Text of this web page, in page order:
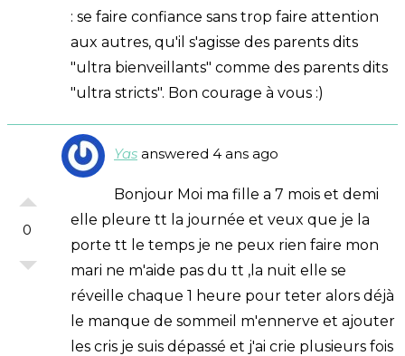
: se faire confiance sans trop faire attention
aux autres, qu'il s'agisse des parents dits
"ultra bienveillants" comme des parents dits
"ultra stricts". Bon courage à vous :)
0
Yas answered 4 ans ago
Bonjour Moi ma fille a 7 mois et demi
elle pleure tt la journée et veux que je la
porte tt le temps je ne peux rien faire mon
mari ne m'aide pas du tt ,la nuit elle se
réveille chaque 1 heure pour teter alors déjà
le manque de sommeil m'ennerve et ajouter
les cris je suis dépassé et j'ai crie plusieurs fois